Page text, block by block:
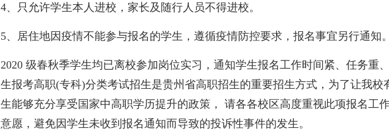
4、只允许学生本人进校，家长及随行人员不得进校。
5、居住地因疫情不能参与报名的学生，遵循疫情防控要求，报名事宜另行通知
2020 级春秋季学生均已离校参加岗位实习，通知学生报名工作时间紧、任务重
生报考高职(专科)分类考试招生是贵州省高职招生的重要招生方式，为了让我校
生能够充分享受国家中高职学历提升的政策， 请各各校区高度重视此项报名工
意愿，避免因学生未收到报名通知而导致的投诉性事件的发生。